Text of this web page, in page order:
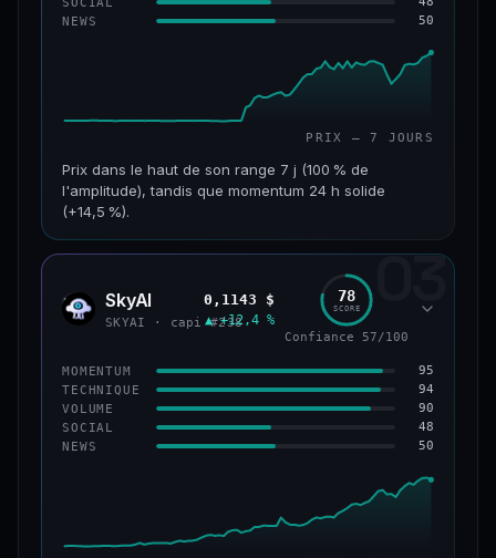
CONFIANCE 43/100
NEWS 50
PRIX — 7 JOURS
Prix dans le haut de son range 7 j (100 % de
l'amplitude), tandis que momentum 24 h solide
(+14,5 %).
CAP. MARCHÉ VOLUME 24 H
VAR. 7 J VAR. 30 J
+211,4 %
VS ATH
−3,2 % #193
CONFIANCE 50/100
03
SKYA SkyAI
SKYAI · capi #238
0,1143 $
▲ +12,4 %
78
SCORE
Confiance 57/100
MOMENTUM 95
TECHNIQUE 94
VOLUME 90
SOCIAL 48
NEWS 50